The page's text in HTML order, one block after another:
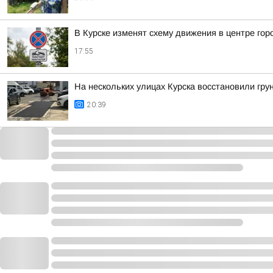
В Курске изменят схему движения в центре
17:55
На нескольких улицах Курска восстановили
20:39